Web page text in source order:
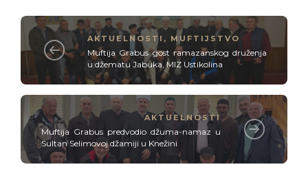
AKTUELNOSTI , MUFTIJSTVO
Muftija Grabus gost ramazanskog druženja
u džematu Jabuka, MIZ Ustikolina
AKTUELNOSTI
Muftija Grabus predvodio džuma-namaz u
Sultan Selimovoj džamiji u Knežini